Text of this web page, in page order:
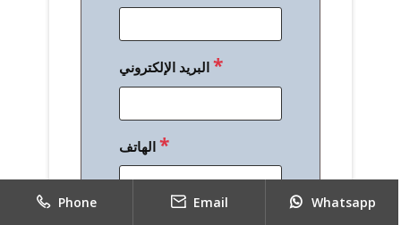
البريد الإلكتروني*
الهاتف*
Phone Email Whatsapp